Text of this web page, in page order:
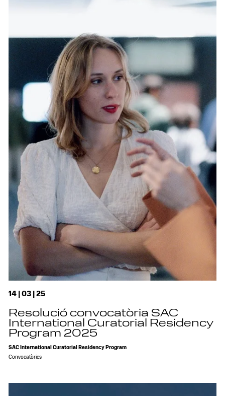
14 | 03 | 25
Resolució convocatòria SAC
International Curatorial Residency
Program 2025
SAC International Curatorial Residency Program
Convocatòries